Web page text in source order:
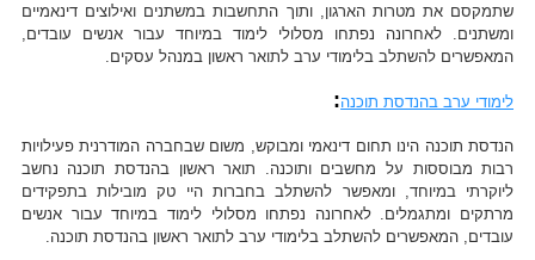
שתמקסם את מטרות הארגון, ותוך התחשבות במשתנים ואילוצים דינאמיים
ומשתנים. לאחרונה נפתחו מסלולי לימוד במיוחד עבור אנשים עובדים,
המאפשרים להשתלב בלימודי ערב לתואר ראשון במנהל עסקים.
לימודי ערב בהנדסת תוכנה:
הנדסת תוכנה הינו תחום דינאמי ומבוקש, משום שבחברה המודרנית פעילויות
רבות מבוססות על מחשבים ותוכנה. תואר ראשון בהנדסת תוכנה נחשב
ליוקרתי במיוחד, ומאפשר להשתלב בחברות היי טק מובילות בתפקידים
מרתקים ומתגמלים. לאחרונה נפתחו מסלולי לימוד במיוחד עבור אנשים
עובדים, המאפשרים להשתלב בלימודי ערב לתואר ראשון בהנדסת תוכנה.